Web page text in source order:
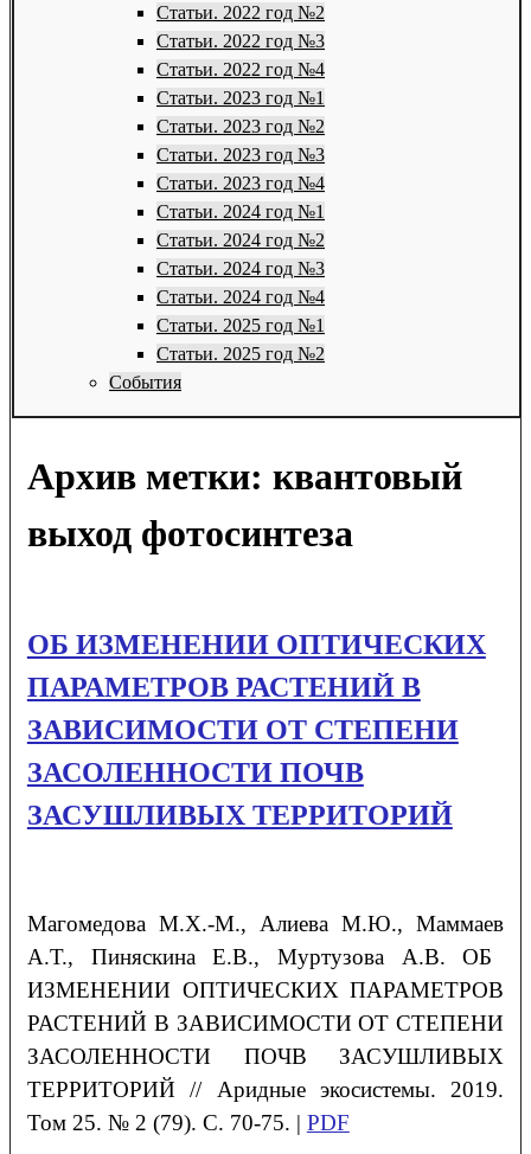
Статьи. 2022 год №2
Статьи. 2022 год №3
Статьи. 2022 год №4
Статьи. 2023 год №1
Статьи. 2023 год №2
Статьи. 2023 год №3
Статьи. 2023 год №4
Статьи. 2024 год №1
Статьи. 2024 год №2
Статьи. 2024 год №3
Статьи. 2024 год №4
Статьи. 2025 год №1
Статьи. 2025 год №2
События
Архив метки: квантовый
выход фотосинтеза
ОБ ИЗМЕНЕНИИ ОПТИЧЕСКИХ
ПАРАМЕТРОВ РАСТЕНИЙ В
ЗАВИСИМОСТИ ОТ СТЕПЕНИ
ЗАСОЛЕННОСТИ ПОЧВ
ЗАСУШЛИВЫХ ТЕРРИТОРИЙ
Магомедова М.Х.-М., АлиеваМ.Ю., Маммаев
А.Т., ПиняскинаЕ.В., Муртузова А.В.ОБ
ИЗМЕНЕНИИ ОПТИЧЕСКИХ ПАРАМЕТРОВ
РАСТЕНИЙ В ЗАВИСИМОСТИ ОТ СТЕПЕНИ
ЗАСОЛЕННОСТИ ПОЧВ ЗАСУШЛИВЫХ
ТЕРРИТОРИЙ // Аридные экосистемы. 2019.
Том 25. № 2 (79). С. 70-75. | PDF